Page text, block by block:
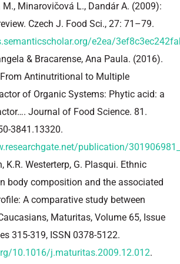
Minarovičová L., Dandár A. (2009):
Czech J. Food Sci., 27: 71–79.
e2ea/
& Bracarense, Ana Paula. (2016).
Antinutritional to Multiple
of Organic Systems: Phytic acid: a
Journal of Food Science. 81.
3841.13320.
publication/
K.R. Westerterp, G. Plasqui. Ethnic
body composition and the associated
A comparative study between
Maturitas, Volume 65, Issue
315-319, ISSN 0378-5122.
10.1016/j.maturitas.2009.12.012.